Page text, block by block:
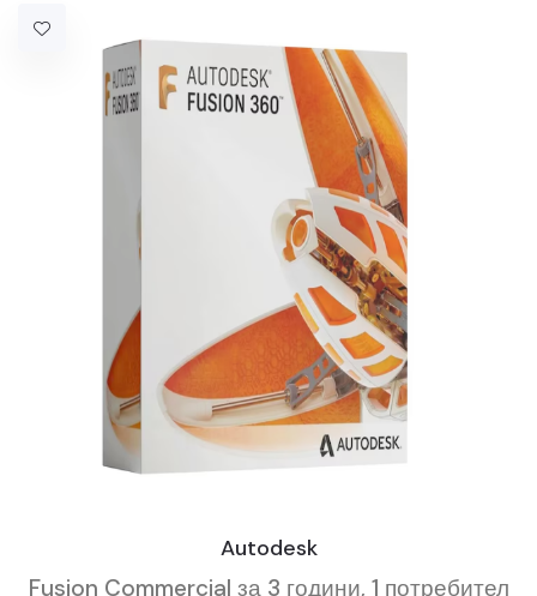
Autodesk
Fusion Commercial за 3 години, 1 потребител